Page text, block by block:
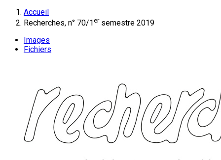
Accueil
Recherches, n° 70/1 er semestre 2019
Images
Fichiers